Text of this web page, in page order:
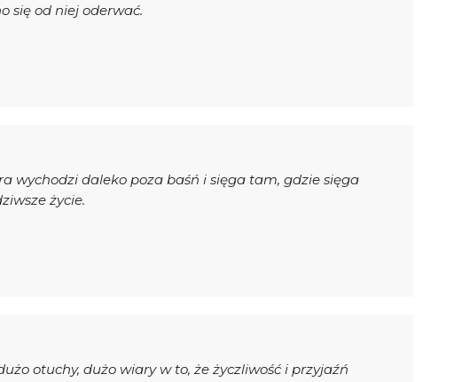
się od niej oderwać.
wychodzi daleko poza baśń i sięga tam, gdzie sięga
życie.
otuchy, dużo wiary w to, że życzliwość i przyjaźń